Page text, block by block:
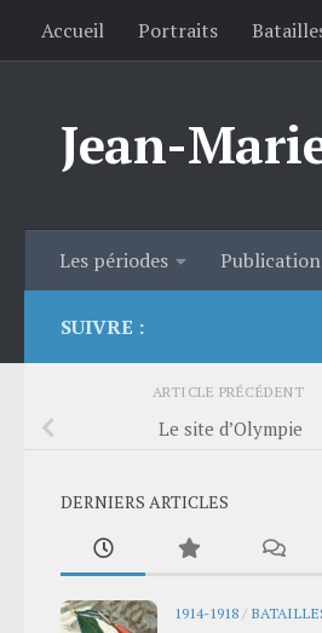
Skip to content
Accueil Portraits
Jean-
Les périodes Publication
SUIVRE :
ARTICLE PRÉCÉDENT
Le site d’Olympie
DERNIERS ARTICLES
1914-1918 /